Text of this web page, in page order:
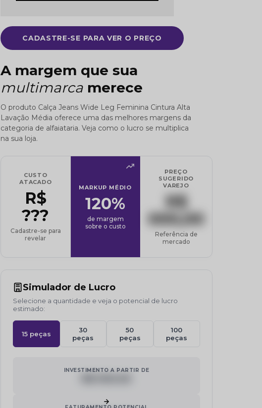
CADASTRE-SE PARA VER O PREÇO
A margem que sua
multimarca merece
O produto Calça Jeans Wide Leg Feminina Cintura Alta
Lavação Média oferece uma das melhores margens da
categoria de alfaiataria. Veja como o lucro se multiplica
na sua loja.
CUSTO
ATACADO
R$
???
Cadastre-se para
revelar
MARKUP MÉDIO
120%
de margem
sobre o custo
PREÇO
SUGERIDO
VAREJO
R$
000,00
Referência de
mercado
Simulador de Lucro
Selecione a quantidade e veja o potencial de lucro
estimado:
15 peças
30
peças
50
peças
100
peças
INVESTIMENTO A PARTIR DE